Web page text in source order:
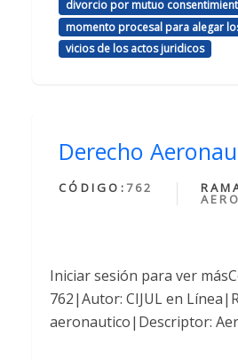
divorcio por mutuo
momento procesal para alegar
vicios de los actos juridicos
Derecho
CÓDIGO: 762
Iniciar sesión para ver
762|Autor: CIJUL en
aeronautico|Descriptor: